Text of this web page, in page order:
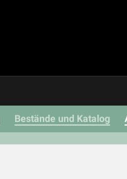
Bestände und Katalog